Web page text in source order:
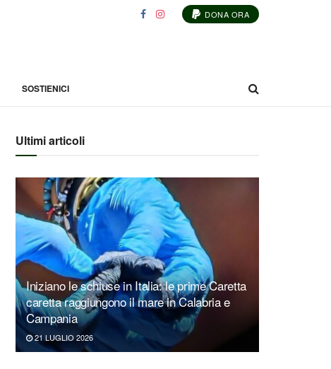
DONA ORA
SOSTIENICI
Ultimi articoli
Iniziano le schiuse in Italia: le prime Caretta
caretta raggiungono il mare in Calabria e
Campania
21 LUGLIO 2026